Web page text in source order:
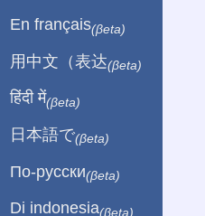
En français(βeta)
用中文（表达(βeta)
हिंदी में(βeta)
日本語で(βeta)
По-русски(βeta)
Di indonesia(βeta)